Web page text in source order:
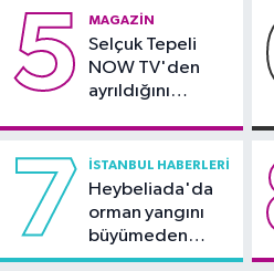
yeri
5 MAGAZIN
Selçuk Tepeli
NOW TV'den
ayrıldığını
7 İSTANBUL HABERLERI
Heybeliada'da
orman yangını
büyümeden
söndürüldü